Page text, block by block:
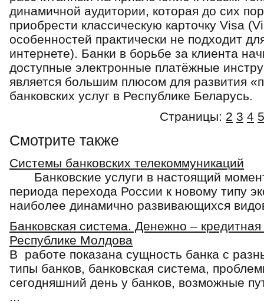
динамичной аудитории, которая до сих
приобрести классическую карточку Visa
особенностей практически не подходит
интернете). Банки в борьбе за клиента
доступные электронные платёжные
является большим плюсом для развития
банковских услуг в Республике Беларусь.
Страницы: 2 3 4 5
Смотрите также
Системы банковских телекоммуникаций
Банковские услуги в настоящий
периода перехода России к новому типу
наиболее динамично развивающихся
Банковская система. Денежно –
Республике Молдова
В работе показана сущность банка с
типы банков, банковская система,
сегодняшний день у банков, возможные
...